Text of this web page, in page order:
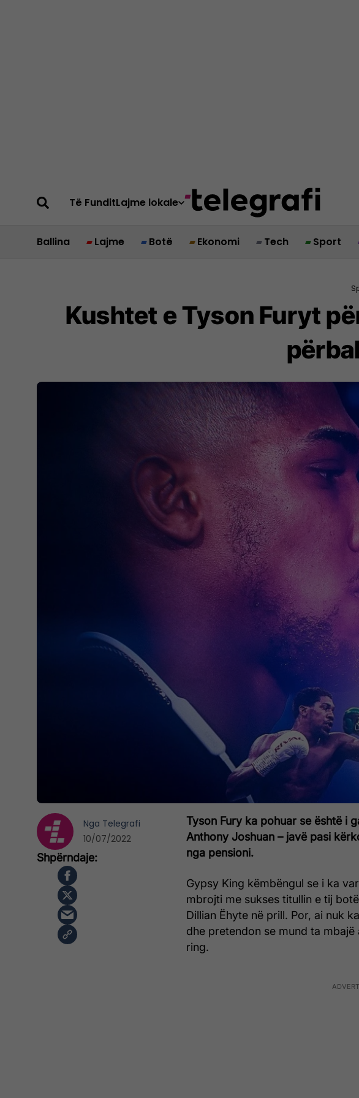
Të FunditLajme lokale
Ballina Lajme Botë Ekonomi Tech Sport
Kushtet e Tyson Furyt
Tyson Fury ka pohuar se është i
Anthony Joshuan – javë pasi
nga pensioni.
Gypsy King këmbëngul se i ka
mbrojti me sukses titullin e tij
Dillian Ëhyte në prill. Por, ai nuk
dhe pretendon se mund ta
ring.
Nga Telegrafi
10/07/2022